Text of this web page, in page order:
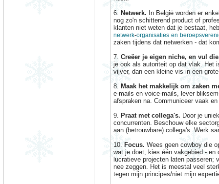
6. Netwerk. In België worden er
nog zo'n schitterend product of
klanten niet weten dat je bestaat,
netwerk-organisaties en
zaken tijdens dat netwerken - dat
7. Creëer je eigen niche, en vul
je ook als autoriteit op dat vlak. Het
vijver, dan een kleine vis in een
8. Maak het makkelijk om zaken
e-mails en voice-mails, lever
afspraken na. Communiceer vaak
9. Praat met collega's. Door je
concurrenten. Beschouw elke
aan (betrouwbare) collega's. Werk
10. Focus. Wees geen cowboy die
wat je doet, kies één vakgebied -
lucratieve projecten laten passeren;
nee zeggen. Het is meestal veel
tegen mijn principes/niet mijn